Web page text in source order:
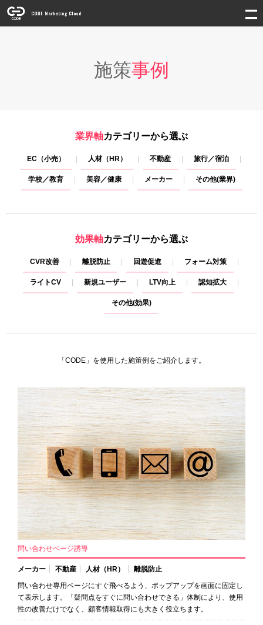
施策事例
業界軸カテゴリーから選ぶ
EC（小売） 人材（HR） 不動産 旅行／宿泊
学校／教育 美容／健康 メーカー その他(業界)
効果軸カテゴリーから選ぶ
CVR改善 離脱防止 回遊促進 フォーム対策
ライトCV 新規ユーザー LTV向上 認知拡大
その他(効果)
「CODE」を使用した施策例をご紹介します。
問い合わせページ誘導
メーカー 不動産 人材（HR）
離脱防止
問い合わせ専用ページにすぐ飛べるよう、ポップアップを画面に固定し
て表示します。「疑問点をすぐに問い合わせできる」体制により、使用
性の改善だけでなく、顧客情報取得にも大きく役立ちます。